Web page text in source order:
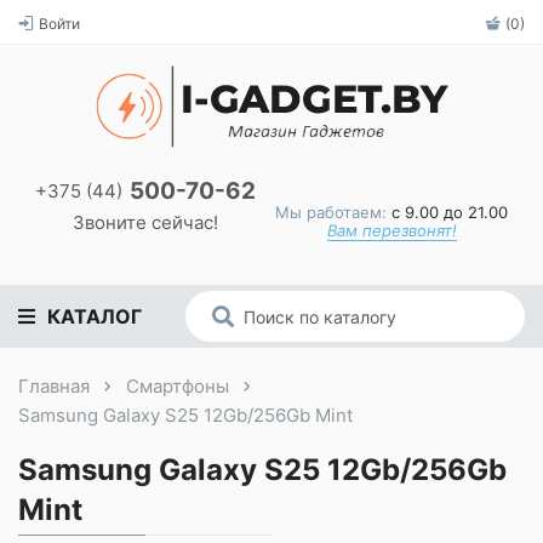
Войти (0)
+375 (44) 500-70-62
Звоните сейчас! Мы работаем: с 9.00 до 21.00
Вам перезвонят!
КАТАЛОГ
Главная
Смартфоны
Samsung Galaxy S25 12Gb/256Gb Mint
Samsung Galaxy S25 12Gb/256Gb
Mint